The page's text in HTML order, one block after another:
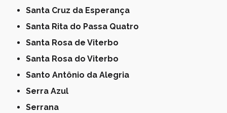
Santa Cruz da Esperança
Santa Rita do Passa Quatro
Santa Rosa de Viterbo
Santa Rosa do Viterbo
Santo Antônio da Alegria
Serra Azul
Serrana